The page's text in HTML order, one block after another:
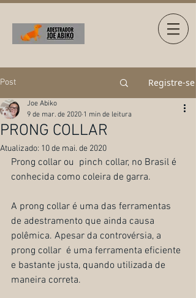
Post Registre-se
PRONG COLLAR
Joe Abiko
9 de mar. de 2020 1 min de leitura
Atualizado: 10 de mai. de 2020
Prong collar ou  pinch collar, no Brasil é
conhecida como coleira de garra.
A prong collar é uma das ferramentas
de adestramento que ainda causa
polêmica. Apesar da controvérsia, a
prong collar  é uma ferramenta eficiente
e bastante justa, quando utilizada de
maneira correta.